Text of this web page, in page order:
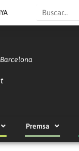
Search
Barcelona
Premsa